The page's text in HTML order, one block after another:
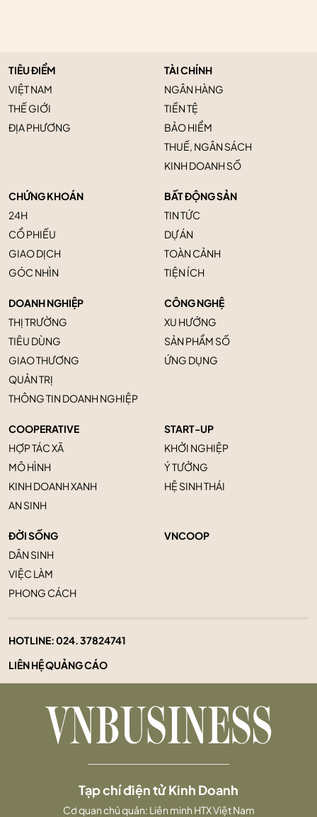
TIÊU ĐIỂM
VIỆT NAM
THẾ GIỚI
ĐỊA PHƯƠNG
TÀI CHÍNH
NGÂN HÀNG
TIỀN TỆ
BẢO HIỂM
THUẾ, NGÂN SÁCH
KINH DOANH SỐ
CHỨNG KHOÁN
24H
CỔ PHIẾU
GIAO DỊCH
GÓC NHÌN
BẤT ĐỘNG SẢN
TIN TỨC
DỰ ÁN
TOÀN CẢNH
TIỆN ÍCH
DOANH NGHIỆP
THỊ TRƯỜNG
TIÊU DÙNG
GIAO THƯƠNG
QUẢN TRỊ
THÔNG TIN DOANH NGHIỆP
CÔNG NGHỆ
XU HƯỚNG
SẢN PHẨM SỐ
ỨNG DỤNG
COOPERATIVE
HỢP TÁC XÃ
MÔ HÌNH
KINH DOANH XANH
AN SINH
START-UP
KHỞI NGHIỆP
Ý TƯỞNG
HỆ SINH THÁI
ĐỜI SỐNG
DÂN SINH
VIỆC LÀM
PHONG CÁCH
VNCOOP
HOTLINE:024. 37824741
LIÊN HỆ QUẢNG CÁO
Tạp chí điện tử Kinh Doanh
Cơ quan chủ quản: Liên minh HTX Việt Nam